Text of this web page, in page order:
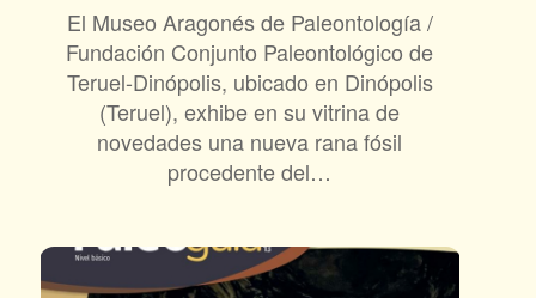
El Museo Aragonés de Paleontología /
Fundación Conjunto Paleontológico de
Teruel-Dinópolis, ubicado en Dinópolis
(Teruel), exhibe en su vitrina de
novedades una nueva rana fósil
procedente del…